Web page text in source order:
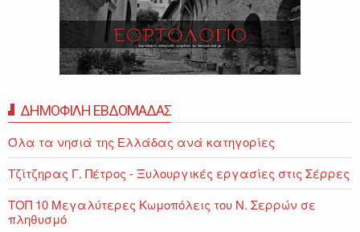
ΔΗΜΟΦΙΛΗ ΕΒΔΟΜΑΔΑΣ
Όλα τα νησιά της Ελλάδας ανά κατηγορίες
Τζίτζηρας Γ. Πέτρος - Ξυλουργικές εργασίες στις Σέρρες
ΤΟΠ 10 Μεγαλύτερες Κωμοπόλεις του Ν. Σερρών σε
πληθυσμό